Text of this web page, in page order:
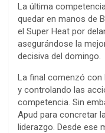
La última
quedar en manos de
el Super Heat por
asegurándose la
decisiva del domingo.
La final comenzó con
y controlando las
competencia. Sin
Apud para concretar
liderazgo. Desde ese